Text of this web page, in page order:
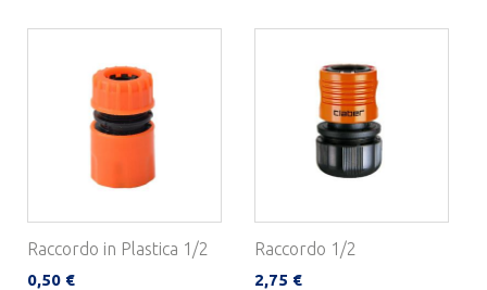
Raccordo in Plastica 1/2
0,50 €
Raccordo 1/2
2,75 €